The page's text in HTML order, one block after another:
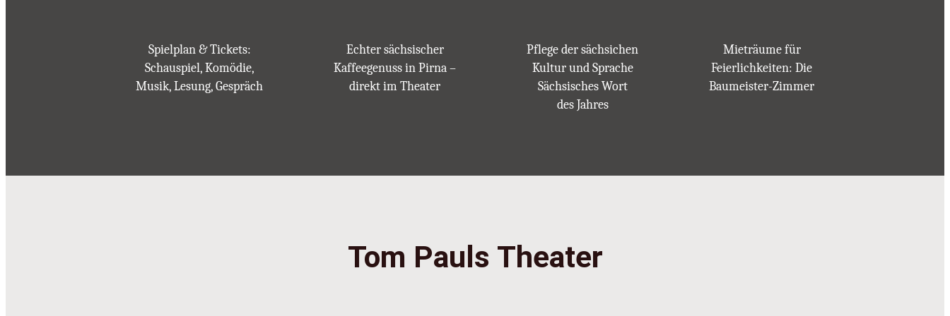
Spielplan & Tickets:
Schauspiel, Komödie,
Musik, Lesung, Gespräch
Echter sächsischer
Kaffeegenuss in Pirna –
direkt im Theater
Pflege der sächsichen
Kultur und Sprache
Sächsisches Wort
des Jahres
Mieträume für
Feierlichkeiten: Die
Baumeister-Zimmer
Tom Pauls Theater